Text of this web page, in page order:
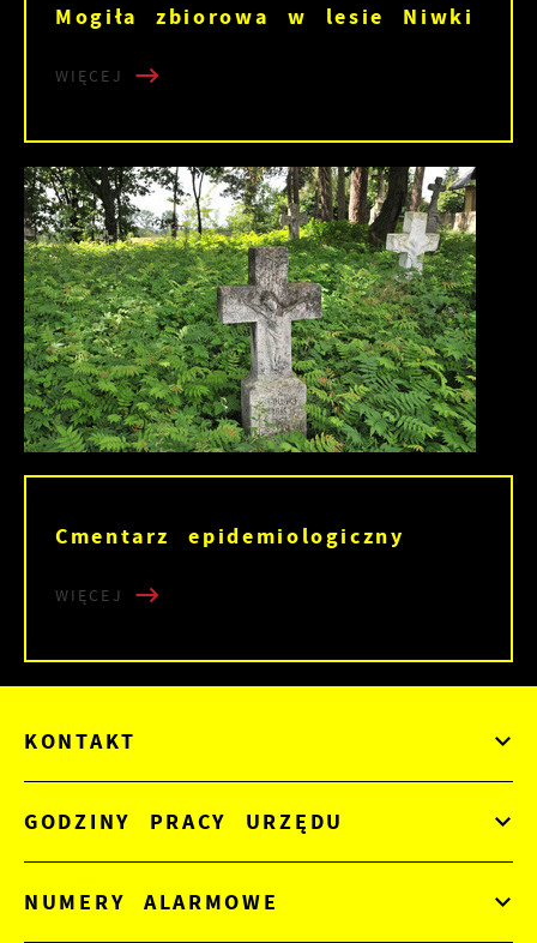
Mogiła zbiorowa w lesie Niwki
WIĘCEJ
Cmentarz epidemiologiczny
WIĘCEJ
KONTAKT
GODZINY PRACY URZĘDU
NUMERY ALARMOWE